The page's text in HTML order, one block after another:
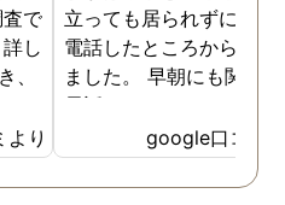
で
し
、
、
り
す
せ
り
立っても居られずに早朝
電話したところから始ま
ました。 早朝にも関わ
電話口でもしっかり対応
ていただき、その後契約
せていただきお世話にな
ました。 契約の際もじ
google口コミ